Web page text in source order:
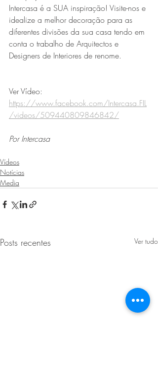
Intercasa é a SUA inspiração! Visite-nos e
idealize a melhor decoração para as
diferentes divisões da sua casa tendo em
conta o trabalho de Arquitectos e
Designers de Interiores de renome.
Ver Vídeo:
https://www.facebook.com/Intercasa.FIL
/videos/509440809846842/
Por Intercasa
Vídeos
Notícias
Media
Posts recentes Ver tudo